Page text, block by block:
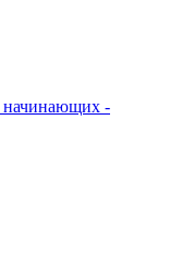
начинающих -